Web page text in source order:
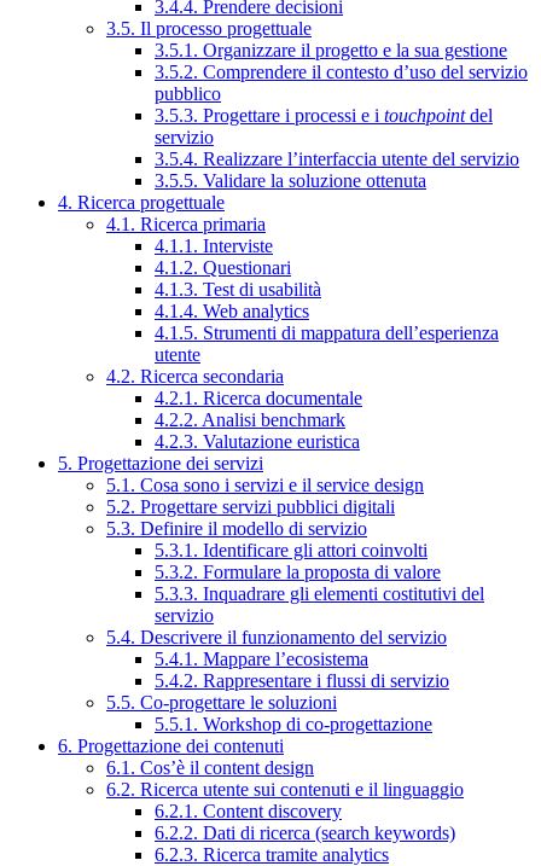
3.4.4. Prendere decisioni
3.5. Il processo progettuale
3.5.1. Organizzare il progetto e la sua gestione
3.5.2. Comprendere il contesto d’uso del servizio
pubblico
3.5.3. Progettare i processi e i touchpointdel
servizio
3.5.4. Realizzare l’interfaccia utente del servizio
3.5.5. Validare la soluzione ottenuta
4. Ricerca progettuale
4.1. Ricerca primaria
4.1.1. Interviste
4.1.2. Questionari
4.1.3. Test di usabilità
4.1.4. Web analytics
4.1.5. Strumenti di mappatura dell’esperienza
utente
4.2. Ricerca secondaria
4.2.1. Ricerca documentale
4.2.2. Analisi benchmark
4.2.3. Valutazione euristica
5. Progettazione dei servizi
5.1. Cosa sono i servizi e il service design
5.2. Progettare servizi pubblici digitali
5.3. Definire il modello di servizio
5.3.1. Identificare gli attori coinvolti
5.3.2. Formulare la proposta di valore
5.3.3. Inquadrare gli elementi costitutivi del
servizio
5.4. Descrivere il funzionamento del servizio
5.4.1. Mappare l’ecosistema
5.4.2. Rappresentare i flussi di servizio
5.5. Co-progettare le soluzioni
5.5.1. Workshop di co-progettazione
6. Progettazione dei contenuti
6.1. Cos’è il content design
6.2. Ricerca utente sui contenuti e il linguaggio
6.2.1. Content discovery
6.2.2. Dati di ricerca (search keywords)
6.2.3. Ricerca tramite analytics